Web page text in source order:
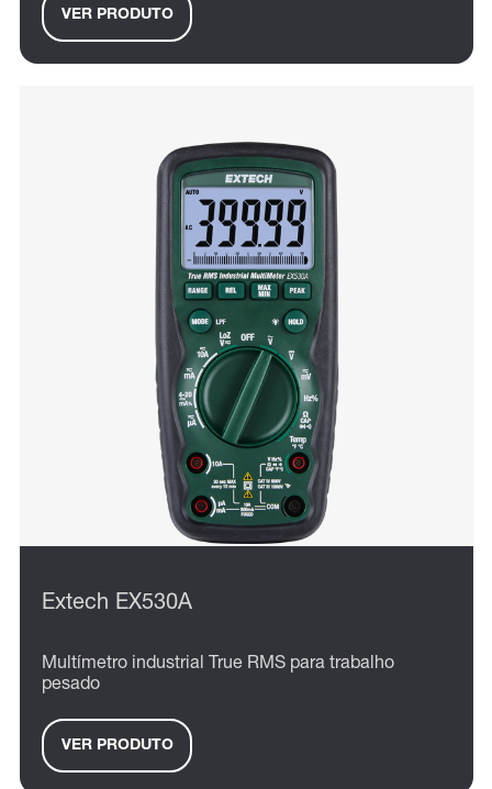
VER PRODUTO
Extech EX530A
Multímetro industrial True RMS para trabalho
pesado
VER PRODUTO